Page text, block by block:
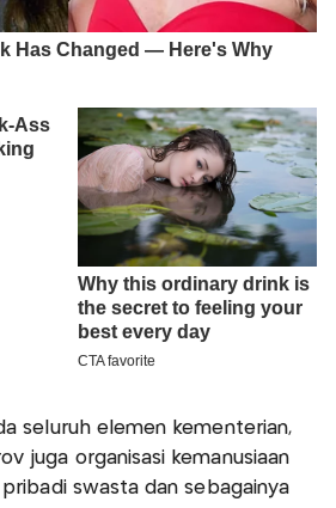
seluruh elemen kementerian,
juga organisasi kemanusiaan
pribadi swasta dan sebagainya